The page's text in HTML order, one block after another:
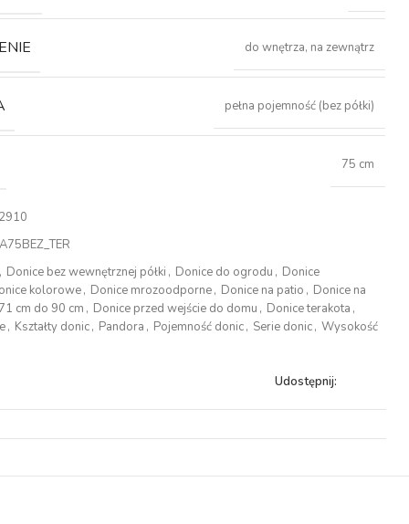
do wnętrza, na zewnątrz
pełna pojemność (bez półki)
75 cm
, Donice bez wewnętrznej półki , Donice do ogrodu , Donice
kolorowe, Donice mrozoodporne, Donice na patio , Donice na
cm do 90 cm , Donice przed wejście do domu , Donice terakota ,
, Kształty donic, Pandora , Pojemność donic, Serie donic, Wysokość
Udostępnij: